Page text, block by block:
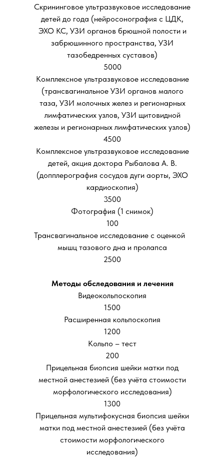
Скрининговое ультразвуковое исследование
детей до года (нейросонография с ЦДК,
ЭХО КС, УЗИ органов брюшной полости и
забрюшинного пространства, УЗИ
тазобедренных суставов)
5000
Комплексное ультразвуковое исследование
(трансвагинальное УЗИ органов малого
таза, УЗИ молочных желез и регионарных
лимфатических узлов, УЗИ щитовидной
железы и регионарных лимфатических узлов)
4500
Комплексное ультразвуковое исследование
детей, акция доктора Рыбалова А. В.
(допплерография сосудов дуги аорты, ЭХО
кардиоскопия)
3500
Фотография (1 снимок)
100
Трансвагинальное исследование с оценкой
мышц тазового дна и пролапса
2500
Методы обследования и лечения
Видеокольпоскопия
1500
Расширенная кольпоскопия
1200
Кольпо – тест
200
Прицельная биопсия шейки матки под
местной анестезией (без учёта стоимости
морфологического исследования)
1300
Прицельная мультифокусная биопсия шейки
матки под местной анестезией (без учёта
стоимости морфологического
исследования)